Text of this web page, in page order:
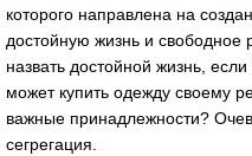
которого направлена на
достойную жизнь и свободное
назвать достойной жизнь,
может купить одежду своему
важные принадлежности?
сегрегация.